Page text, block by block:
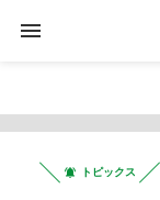
Warning : Trying to access
トピックス